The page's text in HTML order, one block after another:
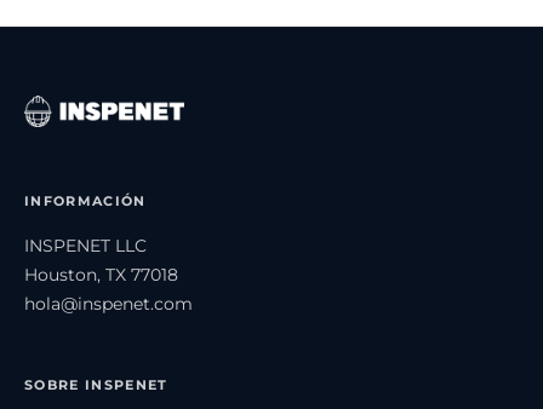
INFORMACIÓN
INSPENET LLC
Houston, TX 77018
hola@inspenet.com
SOBRE INSPENET